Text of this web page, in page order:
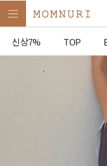
신상7% TOP